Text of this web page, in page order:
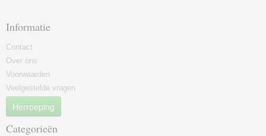
Informatie
Contact
Over ons
Voorwaarden
Veelgestelde vragen
Herroeping
Categorieën